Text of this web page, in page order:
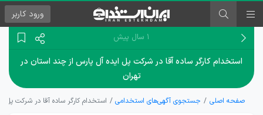
ورود کاربر
۱ سال پیش
استخدام کارگر ساده آقا در شرکت پل ایده آل پارس از چند استان در
تهران
صفحه اصلی جستجوی آگهی‌های استخدامی استخدام کارگر ساده آقا در شرکت پل